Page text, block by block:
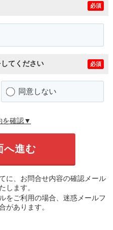
必須
てください 必須
同意しない
を確認▼
に、お問合せ内容の確認メール
します。
をご利用の場合、迷惑メールフ
があります。